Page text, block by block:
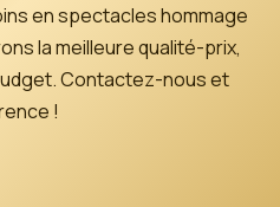
en spectacles hommage
la meilleure qualité-prix,
Contactez-nous et
!